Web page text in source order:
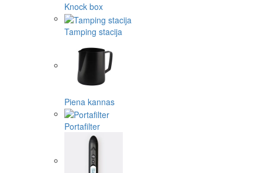
Knock box
Tamping stacija
Piena kannas
Portafilter